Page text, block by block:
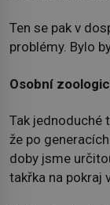
Ten se pak v
problémy. Bylo
Osobní
Tak jednoduché
že po
doby jsme
takřka na pokraj